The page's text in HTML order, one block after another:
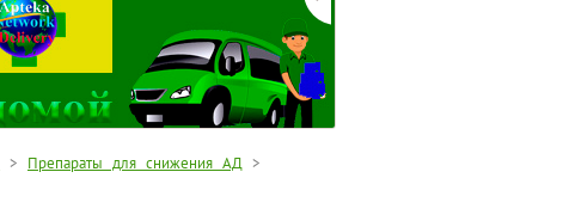
> Препараты для снижения АД >